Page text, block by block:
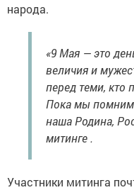
народа.
«9 Мая — это
величия и
перед теми, кто
Пока мы помним
наша Родина,
митинге .
Участники митинга